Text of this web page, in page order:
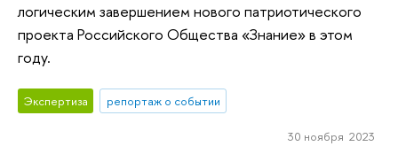
логическим завершением нового патриотического
проекта Российского Общества «Знание» в этом
году.
Экспертиза репортаж о событии
30 ноября 2023